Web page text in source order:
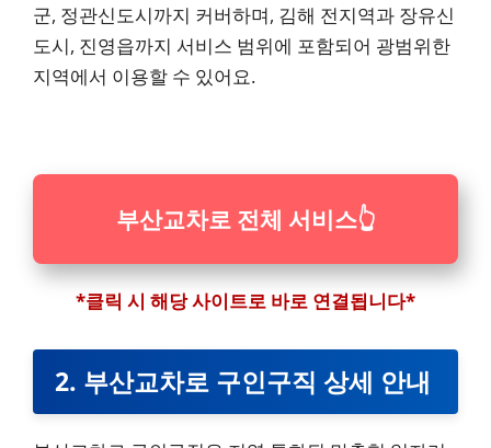
군, 정관신도시까지 커버하며, 김해 전지역과 장유신
도시, 진영읍까지 서비스 범위에 포함되어 광범위한
지역에서 이용할 수 있어요.
부산교차로 전체 서비스👆
*클릭 시 해당 사이트로 바로 연결됩니다*
2. 부산교차로 구인구직 상세 안내